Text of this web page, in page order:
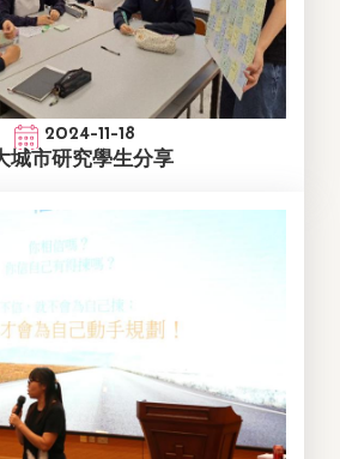
2024-11-18
城市研究學生分享